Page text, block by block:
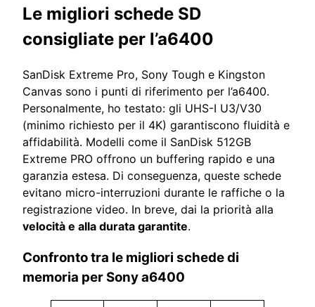
Le migliori schede SD
consigliate per l’a6400
SanDisk Extreme Pro, Sony Tough e Kingston
Canvas sono i punti di riferimento per l’a6400.
Personalmente, ho testato: gli UHS-I U3/V30
(minimo richiesto per il 4K) garantiscono fluidità e
affidabilità. Modelli come il SanDisk 512GB
Extreme PRO offrono un buffering rapido e una
garanzia estesa. Di conseguenza, queste schede
evitano micro-interruzioni durante le raffiche o la
registrazione video. In breve, dai la priorità alla
velocità e alla durata garantite.
Confronto tra le migliori schede di
memoria per Sony a6400